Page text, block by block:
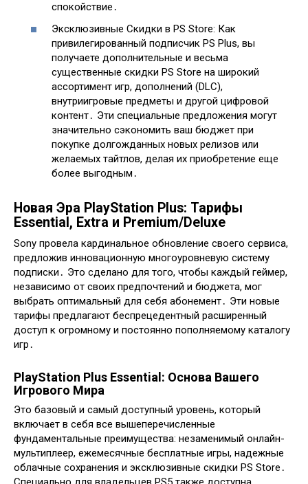
спокойствие․
Эксклюзивные Скидки в PS Store: Как
привилегированный подписчик PS Plus, вы
получаете дополнительные и весьма
существенные скидки PS Store на широкий
ассортимент игр, дополнений (DLC),
внутриигровые предметы и другой цифровой
контент․ Эти специальные предложения могут
значительно сэкономить ваш бюджет при
покупке долгожданных новых релизов или
желаемых тайтлов, делая их приобретение еще
более выгодным․
Новая Эра PlayStation Plus: Тарифы
Essential, Extra и Premium/Deluxe
Sony провела кардинальное обновление своего сервиса,
предложив инновационную многоуровневую систему
подписки․ Это сделано для того, чтобы каждый геймер,
независимо от своих предпочтений и бюджета, мог
выбрать оптимальный для себя абонемент․ Эти новые
тарифы предлагают беспрецедентный расширенный
доступ к огромному и постоянно пополняемому каталогу
игр․
PlayStation Plus Essential: Основа Вашего
Игрового Мира
Это базовый и самый доступный уровень, который
включает в себя все вышеперечисленные
фундаментальные преимущества: незаменимый онлайн-
мультиплеер, ежемесячные бесплатные игры, надежные
облачные сохранения и эксклюзивные скидки PS Store․